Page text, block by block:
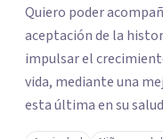
Quiero poder
aceptación de la
impulsar el
vida, mediante una
esta última en su